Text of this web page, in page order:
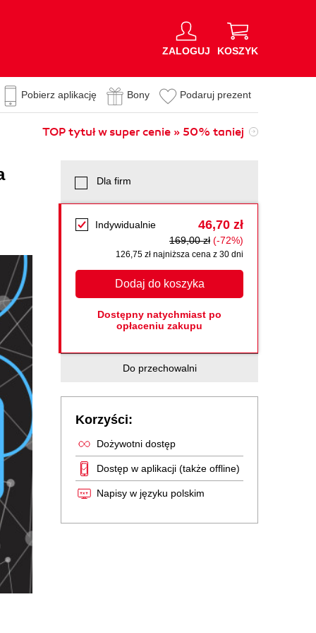
ZALOGUJ KOSZYK
Pobierz aplikację Bony Podaruj prezent
TOP tytuł w super cenie » 50% taniej
Dla firm
Indywidualnie 46,70 zł
169,00 zł (-72%)
126,75 zł najniższa cena z 30 dni
Dodaj do koszyka
Dostępny natychmiast po
opłaceniu zakupu
Do przechowalni
Korzyści:
Dożywotni dostęp
Dostęp w aplikacji (także offline)
Napisy w języku polskim